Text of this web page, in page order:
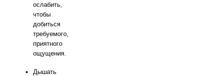
ослабить,
чтобы
добиться
требуемого,
приятного
ощущения.
Дышать